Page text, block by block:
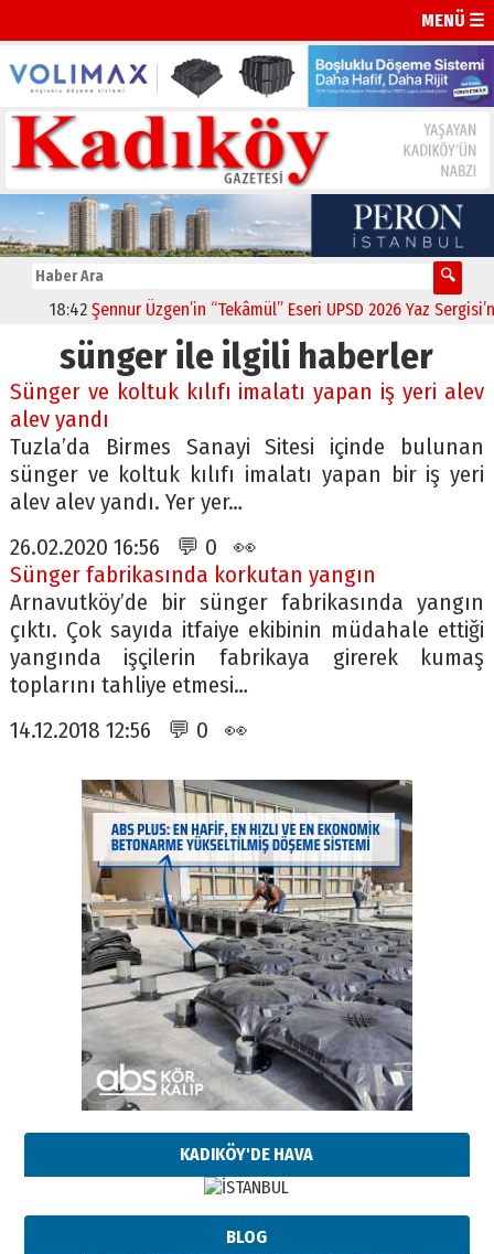
MENÜ ☰
18:42 Şennur Üzgen’in “Tekâmül” Eseri UPSD 2026 Yaz
sünger ile ilgili haberler
Sünger ve koltuk kılıfı imalatı yapan iş yeri alev
alev yandı
Tuzla’da Birmes Sanayi Sitesi içinde bulunan
sünger ve koltuk kılıfı imalatı yapan bir iş yeri
alev alev yandı. Yer yer…
26.02.2020 16:56 💬 0 👀
Sünger fabrikasında korkutan yangın
Arnavutköy’de bir sünger fabrikasında yangın
çıktı. Çok sayıda itfaiye ekibinin müdahale ettiği
yangında işçilerin fabrikaya girerek kumaş
toplarını tahliye etmesi…
14.12.2018 12:56 💬 0 👀
KADIKÖY'DE HAVA
BLOG